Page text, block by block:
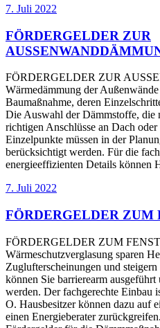
7. Juli 2022
FÖRDERGELDER ZUR
FÖRDERGELDER ZUR
Wärmedämmung der
Baumaßnahme, deren
Die Auswahl der Dämmstoffe, die
richtigen Anschlüsse an Dach
Einzelpunkte müssen in der
berücksichtigt werden. Für die
energieeffizienten Details können
7. Juli 2022
FÖRDERGELDER ZUM
FÖRDERGELDER ZUM
Wärmeschutzverglasung sparen
Zuglufterscheinungen und
können Sie barrierearm
werden. Der fachgerechte Einbau
O. Hausbesitzer können dazu auf
einen Energieberater